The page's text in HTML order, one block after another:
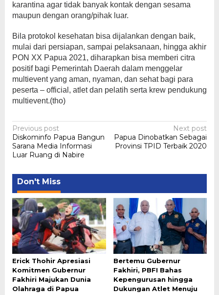
karantina agar tidak banyak kontak dengan sesama
maupun dengan orang/pihak luar.
Bila protokol kesehatan bisa dijalankan dengan baik,
mulai dari persiapan, sampai pelaksanaan, hingga akhir
PON XX Papua 2021, diharapkan bisa memberi citra
positif bagi Pemerintah Daerah dalam menggelar
multievent yang aman, nyaman, dan sehat bagi para
peserta – official, atlet dan pelatih serta krew pendukung
multievent.(tho)
Post
navigation
Previous post
Diskominfo Papua Bangun
Sarana Media Informasi
Luar Ruang di Nabire
Next post
Papua Dinobatkan Sebagai
Provinsi TPID Terbaik 2020
Don't Miss
Erick Thohir Apresiasi
Komitmen Gubernur
Fakhiri Majukan Dunia
Olahraga di Papua
Bertemu Gubernur
Fakhiri, PBFI Bahas
Kepengurusan hingga
Dukungan Atlet Menuju